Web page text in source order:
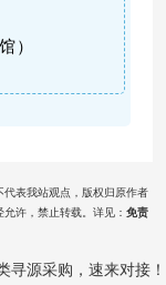
）
表我站观点，版权归原作者
许，禁止转载。详见： 免责
寻源采购，速来对接！